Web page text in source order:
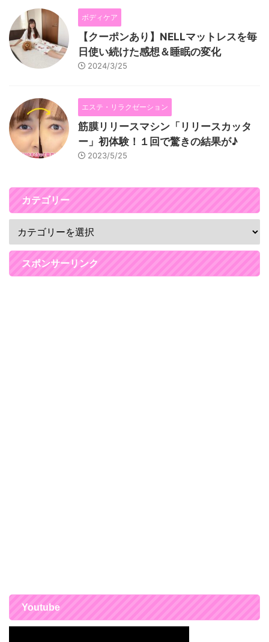
ボディケア
【クーポンあり】NELLマットレスを毎
日使い続けた感想＆睡眠の変化
2024/3/25
エステ・リラクゼーション
筋膜リリースマシン「リリースカッタ
ー」初体験！１回で驚きの結果が♪
2023/5/25
カテゴリー
スポンサーリンク
Youtube